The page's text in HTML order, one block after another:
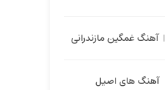
آهنگ غمگین مازندرانی
آهنگ های اصیل